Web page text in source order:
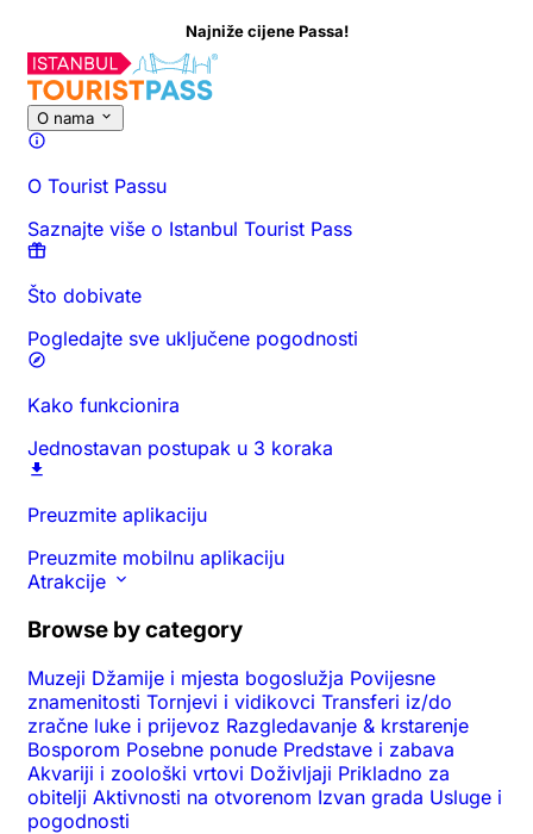
Najniže cijene Passa!
O nama
O Tourist Passu
Saznajte više o Istanbul Tourist Pass
Što dobivate
Pogledajte sve uključene pogodnosti
Kako funkcionira
Jednostavan postupak u 3 koraka
Preuzmite aplikaciju
Preuzmite mobilnu aplikaciju
Atrakcije
Browse by category
Muzeji Džamije i mjesta bogoslužja Povijesne
znamenitosti Tornjevi i vidikovci Transferi iz/do
zračne luke i prijevoz Razgledavanje & krstarenje
Bosporom Posebne ponude Predstave i zabava
Akvariji i zoološki vrtovi Doživljaji Prikladno za
obitelji Aktivnosti na otvorenom Izvan grada Usluge i
pogodnosti
Vrijeme i trajanje Sve o